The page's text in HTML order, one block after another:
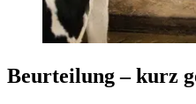
Beurteilung – kurz